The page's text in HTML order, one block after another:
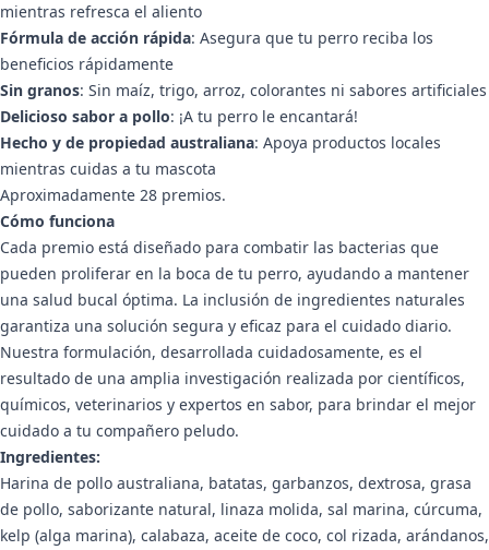
mientras refresca el aliento
Fórmula de acción rápida: Asegura que tu perro reciba los
beneficios rápidamente
Sin granos: Sin maíz, trigo, arroz, colorantes ni sabores artificiales
Delicioso sabor a pollo: ¡A tu perro le encantará!
Hecho y de propiedad australiana: Apoya productos locales
mientras cuidas a tu mascota
Aproximadamente 28 premios.
Cómo funciona
Cada premio está diseñado para combatir las bacterias que
pueden proliferar en la boca de tu perro, ayudando a mantener
una salud bucal óptima. La inclusión de ingredientes naturales
garantiza una solución segura y eficaz para el cuidado diario.
Nuestra formulación, desarrollada cuidadosamente, es el
resultado de una amplia investigación realizada por científicos,
químicos, veterinarios y expertos en sabor, para brindar el mejor
cuidado a tu compañero peludo.
Ingredientes:
Harina de pollo australiana, batatas, garbanzos, dextrosa, grasa
de pollo, saborizante natural, linaza molida, sal marina, cúrcuma,
kelp (alga marina), calabaza, aceite de coco, col rizada, arándanos,